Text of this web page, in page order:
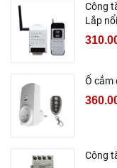
Công
Lắp nổi
Ổ cắm
Công